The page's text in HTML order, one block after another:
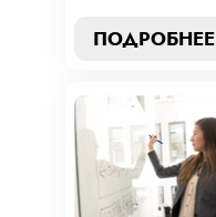
узнайте, как
вариант для ваших
нужд. Откройте
экспертные
стратегии
погашения и
ПОДРОБНЕЕ